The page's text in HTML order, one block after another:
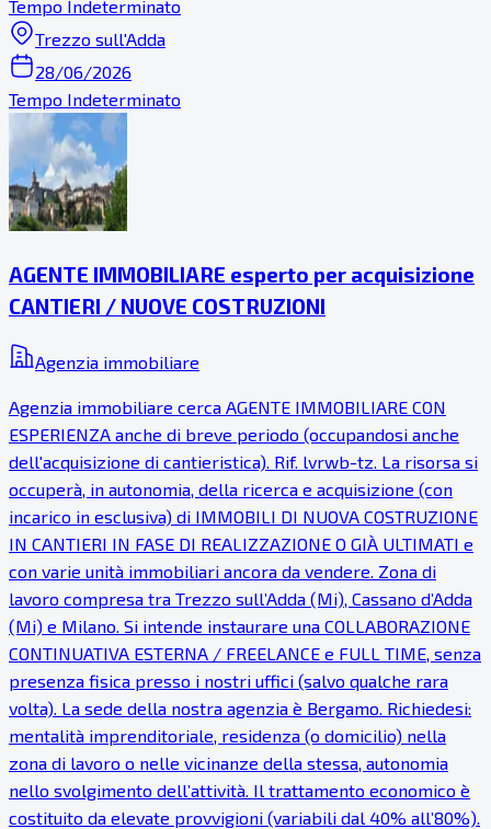
Tempo Indeterminato
Trezzo sull'Adda
28/06/2026
Tempo Indeterminato
AGENTE IMMOBILIARE esperto per acquisizione
CANTIERI / NUOVE COSTRUZIONI
Agenzia immobiliare
Agenzia immobiliare cerca AGENTE IMMOBILIARE CON
ESPERIENZA anche di breve periodo (occupandosi anche
dell'acquisizione di cantieristica). Rif. lvrwb-tz. La risorsa si
occuperà, in autonomia, della ricerca e acquisizione (con
incarico in esclusiva) di IMMOBILI DI NUOVA COSTRUZIONE
IN CANTIERI IN FASE DI REALIZZAZIONE O GIÀ ULTIMATI e
con varie unità immobiliari ancora da vendere. Zona di
lavoro compresa tra Trezzo sull’Adda (Mi), Cassano d’Adda
(Mi) e Milano. Si intende instaurare una COLLABORAZIONE
CONTINUATIVA ESTERNA / FREELANCE e FULL TIME, senza
presenza fisica presso i nostri uffici (salvo qualche rara
volta). La sede della nostra agenzia è Bergamo. Richiedesi:
mentalità imprenditoriale, residenza (o domicilio) nella
zona di lavoro o nelle vicinanze della stessa, autonomia
nello svolgimento dell’attività. Il trattamento economico è
costituito da elevate provvigioni (variabili dal 40% all’80%).